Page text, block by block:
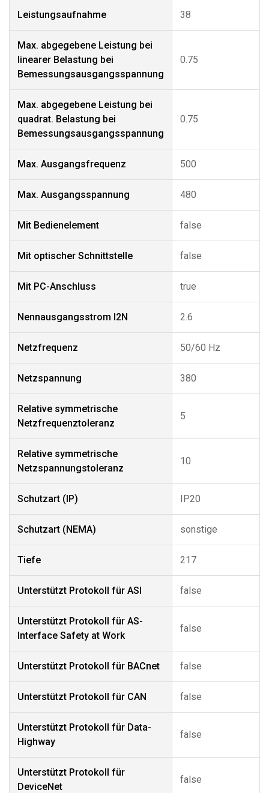
Leistungsaufnahme 38
Max. abgegebene Leistung bei
linearer Belastung bei
Bemessungsausgangsspannung
0.75
Max. abgegebene Leistung bei
quadrat. Belastung bei
Bemessungsausgangsspannung
0.75
Max. Ausgangsfrequenz 500
Max. Ausgangsspannung 480
Mit Bedienelement false
Mit optischer Schnittstelle false
Mit PC-Anschluss true
Nennausgangsstrom I2N 2.6
Netzfrequenz 50/60 Hz
Netzspannung 380
Relative symmetrische
Netzfrequenztoleranz
5
Relative symmetrische
Netzspannungstoleranz
10
Schutzart (IP) IP20
Schutzart (NEMA) sonstige
Tiefe 217
Unterstützt Protokoll für ASI false
Unterstützt Protokoll für AS-
Interface Safety at Work
false
Unterstützt Protokoll für BACnet false
Unterstützt Protokoll für CAN false
Unterstützt Protokoll für Data-
Highway
false
Unterstützt Protokoll für
DeviceNet
false